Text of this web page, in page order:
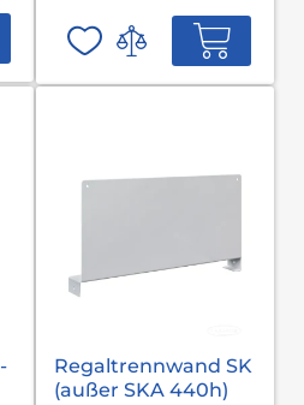
Regaltrennwand SK
(außer SKA 440h)